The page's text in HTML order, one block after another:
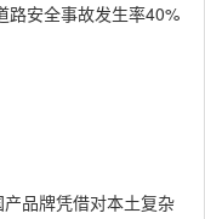
路安全事故发生率40%
品牌凭借对本土复杂